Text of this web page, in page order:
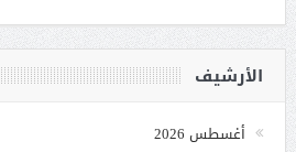
الأرشيف
أغسطس 2026